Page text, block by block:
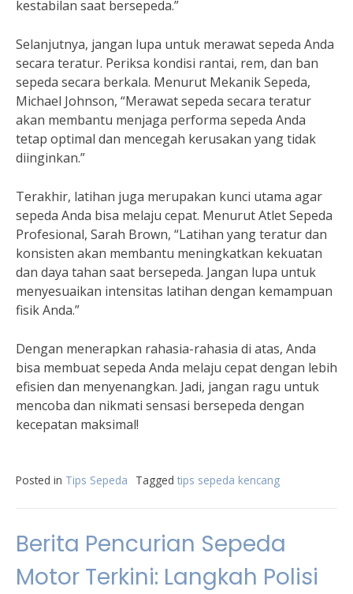
kestabilan saat bersepeda.”
Selanjutnya, jangan lupa untuk merawat sepeda Anda
secara teratur. Periksa kondisi rantai, rem, dan ban
sepeda secara berkala. Menurut Mekanik Sepeda,
Michael Johnson, “Merawat sepeda secara teratur
akan membantu menjaga performa sepeda Anda
tetap optimal dan mencegah kerusakan yang tidak
diinginkan.”
Terakhir, latihan juga merupakan kunci utama agar
sepeda Anda bisa melaju cepat. Menurut Atlet Sepeda
Profesional, Sarah Brown, “Latihan yang teratur dan
konsisten akan membantu meningkatkan kekuatan
dan daya tahan saat bersepeda. Jangan lupa untuk
menyesuaikan intensitas latihan dengan kemampuan
fisik Anda.”
Dengan menerapkan rahasia-rahasia di atas, Anda
bisa membuat sepeda Anda melaju cepat dengan lebih
efisien dan menyenangkan. Jadi, jangan ragu untuk
mencoba dan nikmati sensasi bersepeda dengan
kecepatan maksimal!
Posted in Tips Sepeda Tagged tips sepeda kencang
Berita Pencurian Sepeda
Motor Terkini: Langkah Polisi